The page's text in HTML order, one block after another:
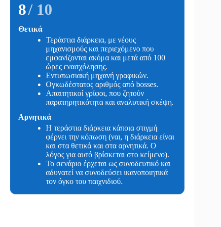
8/ 10
Θετικά
Τεράστια διάρκεια, με νέους
μηχανισμούς και περιεχόμενο που
εμφανίζονται ακόμα και μετά από 100
ώρες ενασχόλησης.
Εντυπωσιακή μηχανή γραφικών.
Ογκωδέστατος αριθμός από bosses.
Απαιτητικοί γρίφοι, που ζητούν
παρατηρητικότητα και αναλυτική σκέψη.
Αρνητικά
Η τεράστια διάρκεια κάποια στιγμή
φέρνει την κόπωση (ναι, η διάρκεια είναι
και στα θετικά και στα αρνητικά. Ο
λόγος για αυτό βρίσκεται στο κείμενο).
Το σενάριο έρχεται ως συνοδευτικό και
αδυνατεί να συνοδεύσει ικανοποιητικά
τον όγκο του παιχνιδιού.